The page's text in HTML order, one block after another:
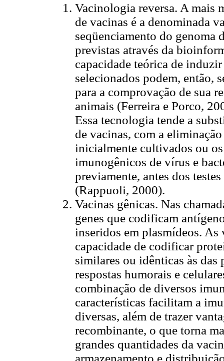
Vacinologia reversa. A mais
de vacinas é a denominada
seqüenciamento do genoma
previstas através da
capacidade teórica de
selecionados podem, então,
para a comprovação de sua
animais (Ferreira e Porco,
Essa tecnologia tende a
de vacinas, com a
inicialmente cultivados ou
imunogênicos de vírus e
previamente, antes dos
(Rappuoli, 2000).
Vacinas gênicas. Nas
genes que codificam
inseridos em plasmídeos. As
capacidade de codificar
similares ou idênticas às das
respostas humorais e
combinação de diversos
características facilitam a
diversas, além de trazer
recombinante, o que torna
grandes quantidades da
armazenamento e